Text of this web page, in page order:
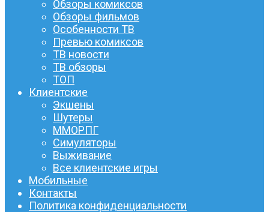
Обзоры комиксов
Обзоры фильмов
Особенности ТВ
Превью комиксов
ТВ новости
ТВ обзоры
ТОП
Клиентские
Экшены
Шутеры
ММОРПГ
Симуляторы
Выживание
Все клиентские игры
Мобильные
Контакты
Политика конфиденциальности